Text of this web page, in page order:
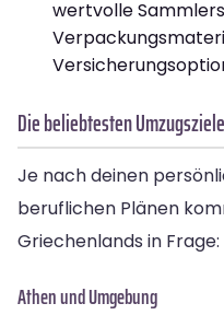
wertvolle
Die beliebtesten
Je nach deinen
beruflichen Plänen
Griechenlands in Frage:
Athen und Umgebung